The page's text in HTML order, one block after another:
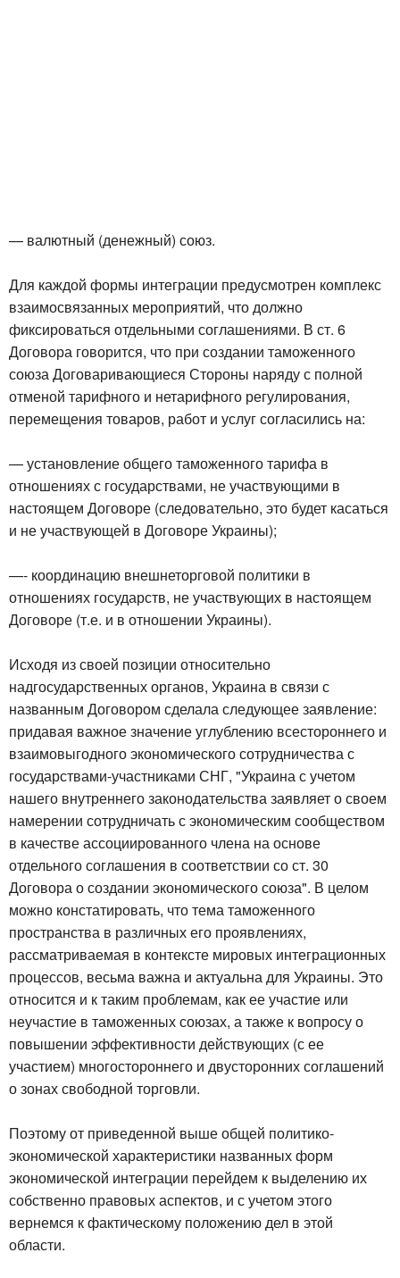
— валютный (денежный) союз.
Для каждой формы интеграции предусмотрен комплекс
взаимосвязанных мероприятий, что должно
фиксироваться отдельными соглашениями. В ст. 6
Договора говорится, что при создании таможенного
союза Договаривающиеся Стороны наряду с полной
отменой тарифного и нетарифного регулирования,
перемещения товаров, работ и услуг согласились на:
— установление общего таможенного тарифа в
отношениях с государствами, не участвующими в
настоящем Договоре (следовательно, это будет касаться
и не участвующей в Договоре Украины);
—- координацию внешнеторговой политики в
отношениях государств, не участвующих в настоящем
Договоре (т.е. и в отношении Украины).
Исходя из своей позиции относительно
надгосударственных органов, Украина в связи с
названным Договором сделала следующее заявление:
придавая важное значение углублению всестороннего и
взаимовыгодного экономического сотрудничества с
государствами-участниками СНГ, "Украина с учетом
нашего внутреннего законодательства заявляет о своем
намерении сотрудничать с экономическим сообществом
в качестве ассоциированного члена на основе
отдельного соглашения в соответствии со ст. 30
Договора о создании экономического союза". В целом
можно констатировать, что тема таможенного
пространства в различных его проявлениях,
рассматриваемая в контексте мировых интеграционных
процессов, весьма важна и актуальна для Украины. Это
относится и к таким проблемам, как ее участие или
неучастие в таможенных союзах, а также к вопросу о
повышении эффективности действующих (с ее
участием) многостороннего и двусторонних соглашений
о зонах свободной торговли.
Поэтому от приведенной выше общей политико-
экономической характеристики названных форм
экономической интеграции перейдем к выделению их
собственно правовых аспектов, и с учетом этого
вернемся к фактическому положению дел в этой
области.